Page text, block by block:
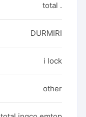
. total
DURMIRI
i lock
other